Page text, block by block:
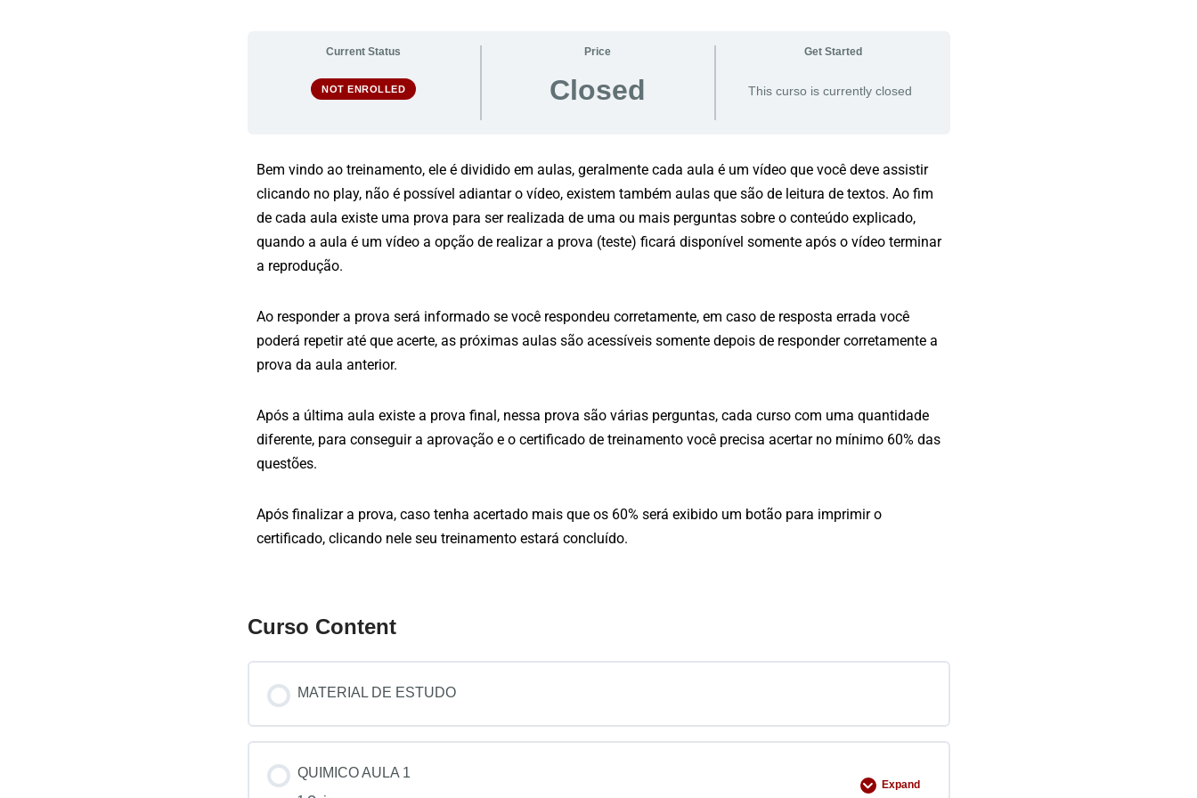
Current Status
NOT ENROLLED
Price
Closed
Get Started
This curso is currently closed
Bem vindo ao treinamento, ele é dividido em aulas, geralmente cada aula é um vídeo que você deve assistir
clicando no play, não é possível adiantar o vídeo, existem também aulas que são de leitura de textos. Ao fim
de cada aula existe uma prova para ser realizada de uma ou mais perguntas sobre o conteúdo explicado,
quando a aula é um vídeo a opção de realizar a prova (teste) ficará disponível somente após o vídeo terminar
a reprodução.
Ao responder a prova será informado se você respondeu corretamente, em caso de resposta errada você
poderá repetir até que acerte, as próximas aulas são acessíveis somente depois de responder corretamente a
prova da aula anterior.
Após a última aula existe a prova final, nessa prova são várias perguntas, cada curso com uma quantidade
diferente, para conseguir a aprovação e o certificado de treinamento você precisa acertar no mínimo 60% das
questões.
Após finalizar a prova, caso tenha acertado mais que os 60% será exibido um botão para imprimir o
certificado, clicando nele seu treinamento estará concluído.
Curso Content
MATERIAL DE ESTUDO
QUIMICO AULA 1
Expand